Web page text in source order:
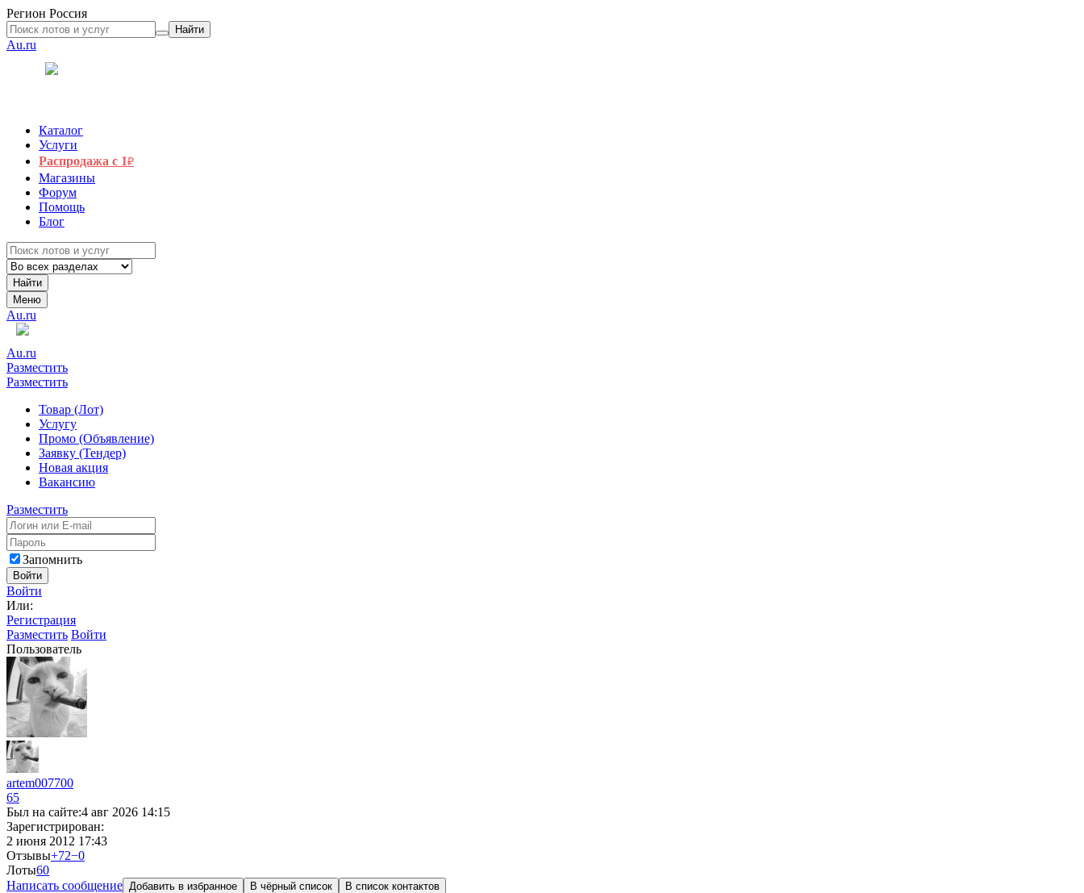
Регион Россия
Найти
Au.ru
Каталог
Услуги
Распродажа с 1₽
Магазины
Форум
Помощь
Блог
Найти
Меню
Au.ru
Au.ru
Разместить
Разместить
Товар (Лот)
Услугу
Промо (Объявление)
Заявку (Тендер)
Новая акция
Вакансию
Разместить
Запомнить
Войти
Войти
Или:
Регистрация
Разместить Войти
Пользователь
artem007700
65
Был на сайте:4 авг 2026 14:15
Зарегистрирован:
2 июня 2012 17:43
Отзывы+72−0
Лоты60
Написать сообщение Добавить в избранное В чёрный список В список контактов